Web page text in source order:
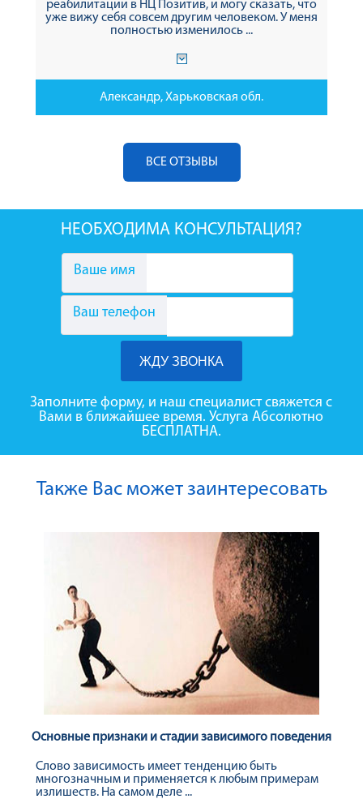
реабилитации в НЦ Позитив, и могу сказать, что
уже вижу себя совсем другим человеком. У меня
полностью изменилось ...
Александр, Харьковская обл.
ВСЕ ОТЗЫВЫ
НЕОБХОДИМА КОНСУЛЬТАЦИЯ?
Ваше имя
Ваш телефон
Заполните форму, и наш специалист свяжется с
Вами в ближайшее время. Услуга Абсолютно
БЕСПЛАТНА.
Также Вас может заинтересовать
Основные признаки и стадии зависимого поведения
Слово зависимость имеет тенденцию быть
многозначным и применяется к любым примерам
излишеств. На самом деле ...